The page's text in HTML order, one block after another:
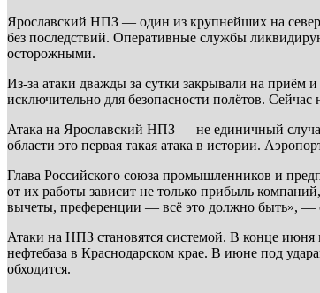
Ярославский НПЗ — один из крупнейших на
без последствий. Оперативные службы
осторожными.
Из-за атаки дважды за сутки закрывали на приём
исключительно для безопасности полётов.
Атака на Ярославский НПЗ — не единичный
области это первая такая атака в истории.
Глава Российского союза промышленников и
от их работы зависит не только прибыль
вычеты, преференции — всё это должно быть», —
Атаки на НПЗ становятся системой. В конце июня
нефтебаза в Краснодарском крае. В июне под
обходится.